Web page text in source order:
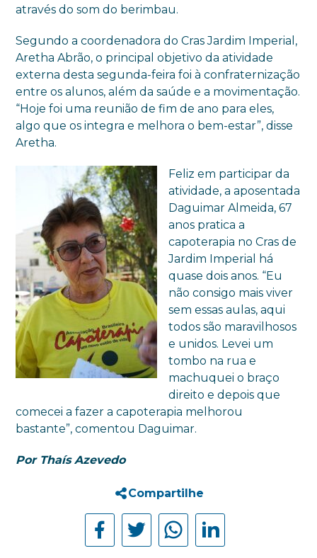
através do som do berimbau.
Segundo a coordenadora do Cras Jardim Imperial,
Aretha Abrão, o principal objetivo da atividade
externa desta segunda-feira foi à confraternização
entre os alunos, além da saúde e a movimentação.
“Hoje foi uma reunião de fim de ano para eles,
algo que os integra e melhora o bem-estar”, disse
Aretha.
Feliz em participar da
atividade, a aposentada
Daguimar Almeida, 67
anos pratica a
capoterapia no Cras de
Jardim Imperial há
quase dois anos. “Eu
não consigo mais viver
sem essas aulas, aqui
todos são maravilhosos
e unidos. Levei um
tombo na rua e
machuquei o braço
direito e depois que
comecei a fazer a capoterapia melhorou
bastante”, comentou Daguimar.
Por Thaís Azevedo
Compartilhe